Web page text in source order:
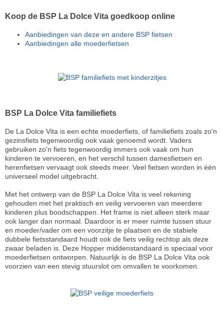
Koop de BSP La Dolce Vita goedkoop online
Aanbiedingen van deze en andere BSP fietsen
Aanbiedingen alle moederfietsen
BSP La Dolce Vita familiefiets
De La Dolce Vita is een echte moederfiets, of familiefiets zoals zo'n
gezinsfiets tegenwoordig ook vaak genoemd wordt. Vaders
gebruiken zo'n fiets tegenwoordig immers ook vaak om hun
kinderen te vervoeren, en het verschil tussen damesfietsen en
herenfietsen vervaagt ook steeds meer. Veel fietsen worden in één
universeel model uitgebracht.
Met het ontwerp van de BSP La Dolce Vita is veel rekening
gehouden met het praktisch en veilig vervoeren van meerdere
kinderen plus boodschappen. Het frame is niet alleen sterk maar
ook langer dan normaal. Daardoor is er meer ruimte tussen stuur
en moeder/vader om een voorzitje te plaatsen en de stabiele
dubbele fietsstandaard houdt ook de fiets veilig rechtop als deze
zwaar beladen is. Deze Hopper middenstandaard is speciaal voor
moederfietsen ontworpen. Natuurlijk is de BSP La Dolce Vita ook
voorzien van een stevig stuurslot om omvallen te voorkomen.